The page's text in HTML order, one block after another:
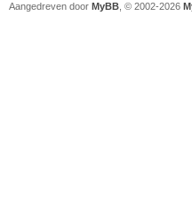
Aangedreven door MyBB , © 2002-2026